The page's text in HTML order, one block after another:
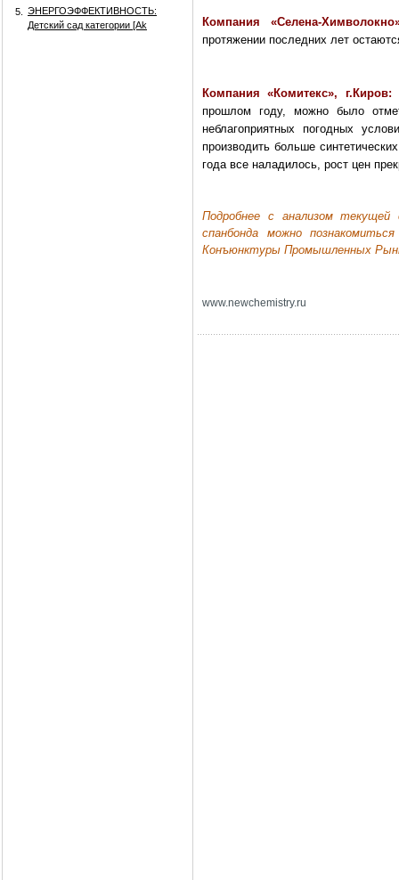
5.
ЭНЕРГОЭФФЕКТИВНОСТЬ:
Детский сад категории [Аk
Компания «Селена-
протяжении последних лет
Компания «Комитекс», г.Киров:
прошлом году, можно было
неблагоприятных погодных
производить больше
года все наладилось, рост цен
Подробнее с анализом текущей
спанбонда можно
Конъюнктуры Промышленных
www.newchemistry.ru